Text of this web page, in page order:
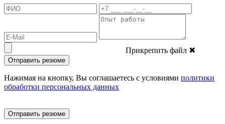
Прикрепить файл ✖
Отправить резюме
Нажимая на кнопку, Вы соглашаетесь с условиями политики
обработки персональных данных
Отправить резюме